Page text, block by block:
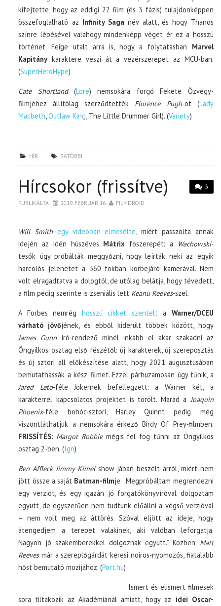
kifejtette, hogy az eddigi 22 film (és 3 fázis) tulajdonképpen
összefoglalható az Infinity Saga név alatt, és hogy Thanos
színre lépésével valahogy mindenképp véget ér ez a hosszú
történet. Feige utalt arra is, hogy a folytatásban Marvel
Kapitány karaktere veszi át a vezérszerepet az MCU-ban.
(SuperHeroHype)
Cate Shortland(Lore) nemsokára forgó Fekete Özvegy-
filmjéhez állítólag szerződtették Florence Pugh-ot (Lady
Macbeth ,Outlaw King , The Little Drummer Girl). (Variety)
HÍR SATÖBBI
3
Hírcsokor (frissítve)
PUBLIKÁLTA 2019. FEBRUÁR 16. FILMDROID
Will Smith egy videóban elmesélte , miért passzolta annak
idején az idén húszéves Mátrix főszerepét: a Wachowski-
tesók úgy próbálták meggyőzni, hogy leírták neki az egyik
harcolós jelenetet a 360 fokban körbejáró kamerával. Nem
volt elragadtatva a dologtól, de utólag belátja, hogy tévedett,
a film pedig szerinte is zseniális lett Keanu Reeves-szel.
A Forbes nemrég hosszú cikket szentelt a Warner/DCEU
várható jövőjének, és ebből kiderült többek között, hogy
James Gunníró-rendező minél inkább el akar szakadni az
Öngyilkos osztag első részétől: új karakterek, új szereposztás
és új sztori áll előkészítése alatt, hogy 2021 augusztusában
bemutathassák a kész filmet. Ezzel párhuzamosan úgy tűnik, a
Jared Leto-féle Jokernek befellegzett: a Warner két, a
karakterrel kapcsolatos projektet is törölt. Marad a Joaquin
Phoenix-féle bohóc-sztori, Harley Quinnt pedig még
viszontláthatjuk a nemsokára érkező Birdy Of Prey-filmben.
FRISSÍTÉS: Margot Robbiemégis fel fog tűnni az Öngyilkos
osztag 2-ben. (Ign)
Ben Affleck Jimmy Kimelshow-jában beszélt arról, miért nem
jött össze a saját Batman-filmje: „Megpróbáltam megrendezni
egy verziót, és egy igazán jó forgatókönyvíróval dolgoztam
együtt, de egyszerűen nem tudtunk előállni a végső verzióval
– nem volt meg az áttörés. Szóval eljött az ideje, hogy
átengedjem a terepet valakinek, aki valóban leforgatja.
Nagyon jó szakemberekkel dolgoznak együtt.” Közben Matt
Reevesmár a szereplőgárdát keresi noiros-nyomozós, fiatalabb
hőst bemutató mozijához. (Port.hu)
Ismert és elismert filmesek
sora tiltakozik az Akadémiánál amiatt, hogy az idei Oscar-